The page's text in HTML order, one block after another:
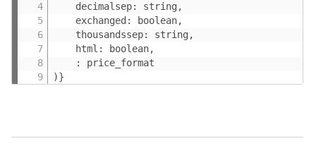
    decimalsep: string,
    exchanged: boolean,
    thousandssep: string,
    html: boolean,
    : price_format
)}